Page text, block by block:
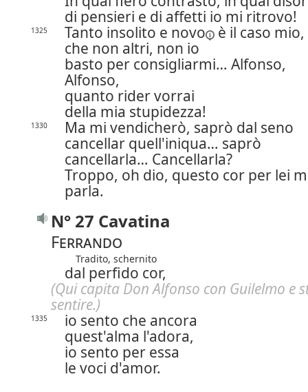
di pensieri e di affetti io mi ritrovo!
1325 Tanto insolito e novo
è il caso mio,
che non altri, non io
basto per consigliarmi… Alfonso,
Alfonso,
quanto rider vorrai
della mia stupidezza!
1330
Ma mi vendicherò, saprò dal seno
cancellar quell'iniqua… saprò
cancellarla… Cancellarla?
Troppo, oh dio, questo cor per lei
parla.
N° 27 Cavatina
Ferrando
Tradito, schernito
dal perfido cor,
(Qui capita Don Alfonso con Guilelmo e
sentire.)
1335
io sento che ancora
quest'alma l'adora,
io sento per essa
le voci d'amor.